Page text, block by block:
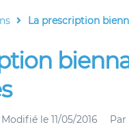
La prescription
Modifié le 11/05/2016 Par